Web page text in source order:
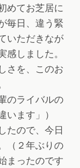
めてお芝居に
毎日、違う緊
いただきなが
しました。
さを、このお
のライバルの
ます」）
たので、今日
（２年ぶりの
まったのです